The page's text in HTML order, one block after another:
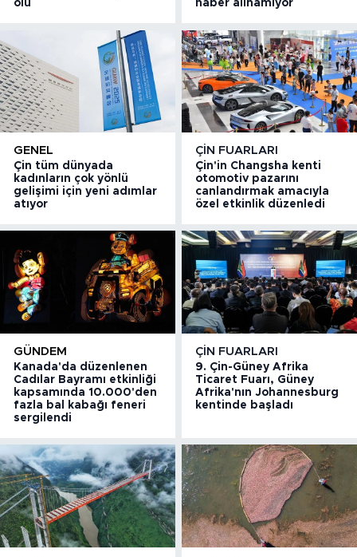
ölü
haber alınamıyor
GENEL
Çin tüm dünyada
kadınların çok yönlü
gelişimi için yeni adımlar
atıyor
ÇIN FUARLARI
Çin'in Changsha kenti
otomotiv pazarını
canlandırmak amacıyla
özel etkinlik düzenledi
GÜNDEM
Kanada'da düzenlenen
Cadılar Bayramı etkinliği
kapsamında 10.000'den
fazla bal kabağı feneri
sergilendi
ÇIN FUARLARI
9. Çin-Güney Afrika
Ticaret Fuarı, Güney
Afrika'nın Johannesburg
kentinde başladı